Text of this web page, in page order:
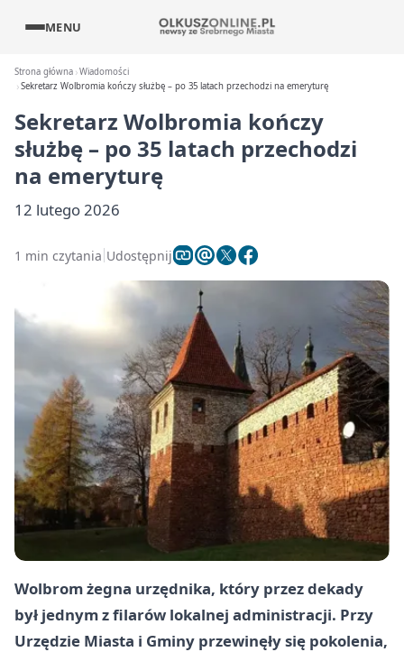
MENU
Strona główna Wiadomości
Sekretarz Wolbromia kończy służbę – po 35 latach przechodzi na emeryturę
Sekretarz Wolbromia kończy
służbę – po 35 latach przechodzi
na emeryturę
12 lutego 2026
1 min czytania Udostępnij
Wolbrom żegna urzędnika, który przez dekady
był jednym z filarów lokalnej administracji. Przy
Urzędzie Miasta i Gminy przewinęły się pokolenia,